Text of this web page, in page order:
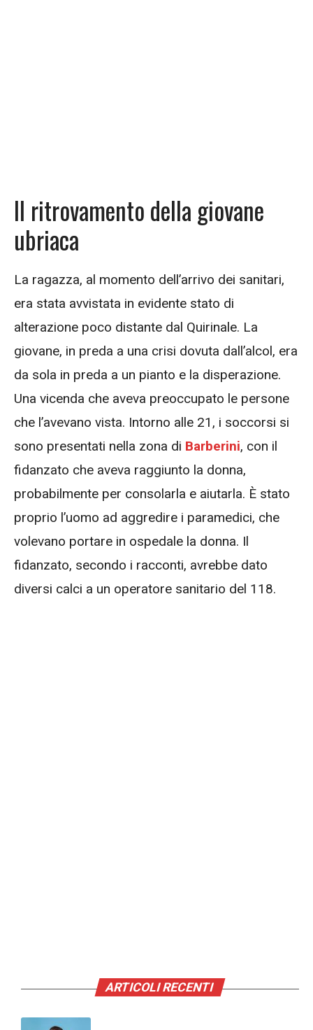
Il ritrovamento della giovane
ubriaca
La ragazza, al momento dell’arrivo dei sanitari,
era stata avvistata in evidente stato di
alterazione poco distante dal Quirinale. La
giovane, in preda a una crisi dovuta dall’alcol, era
da sola in preda a un pianto e la disperazione.
Una vicenda che aveva preoccupato le persone
che l’avevano vista. Intorno alle 21, i soccorsi si
sono presentati nella zona di Barberini, con il
fidanzato che aveva raggiunto la donna,
probabilmente per consolarla e aiutarla. È stato
proprio l’uomo ad aggredire i paramedici, che
volevano portare in ospedale la donna. Il
fidanzato, secondo i racconti, avrebbe dato
diversi calci a un operatore sanitario del 118.
ARTICOLI RECENTI